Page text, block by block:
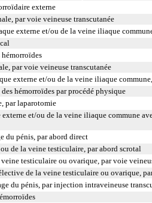
externe
par voie veineuse transcutanée
externe et/ou de la veine iliaque
hémorroïdes
par voie veineuse transcutanée
externe et/ou de la veine iliaque
hémorroïdes par procédé physique
par laparotomie
et/ou de la veine iliaque commune
du pénis, par abord direct
de la veine testiculaire, par abord scrotal
testiculaire ou ovarique, par voie
de la veine testiculaire ou ovarique,
du pénis, par injection intraveineuse